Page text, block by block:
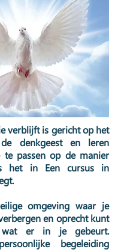
verblijft is gericht op het
denkgeest en leren
te passen op de manier
het in Een cursus in
omgeving waar je
en oprecht kunt
er in je gebeurt.
begeleiding